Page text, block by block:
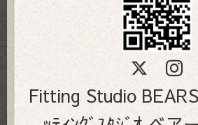
Fitting Studio